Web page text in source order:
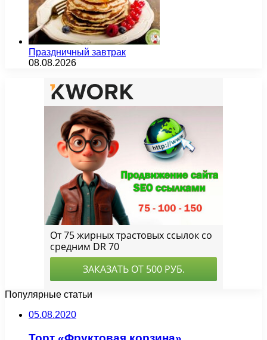
Праздничный завтрак
08.08.2026
Популярные статьи
05.08.2020